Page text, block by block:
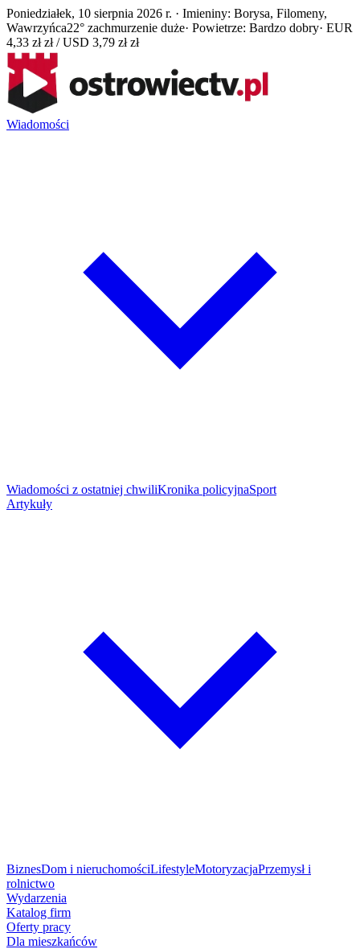
Poniedziałek, 10 sierpnia 2026 r. · Imieniny: Borysa, Filomeny,
Wawrzyńca22° zachmurzenie duże· Powietrze: Bardzo dobry· EUR
4,33 zł zł / USD 3,79 zł zł
Wiadomości
Wiadomości z ostatniej chwiliKronika policyjnaSport
Artykuły
BiznesDom i nieruchomościLifestyleMotoryzacjaPrzemysł i
rolnictwo
Wydarzenia
Katalog firm
Oferty pracy
Dla mieszkańców